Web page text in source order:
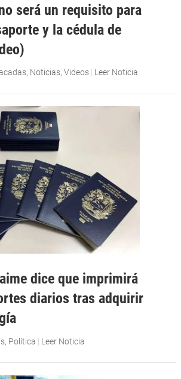
será un requisito para
y la cédula de
, Noticias, Videos | Leer Noticia
dice que imprimirá
diarios tras adquirir
, Política | Leer Noticia